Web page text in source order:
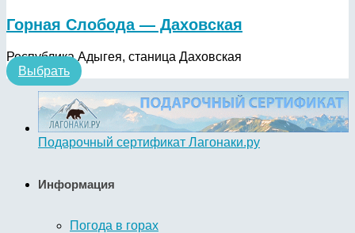
Горная Слобода — Даховская
Республика Адыгея, станица Даховская
Выбрать
Подарочный сертификат Лагонаки.ру
Информация
Погода в горах